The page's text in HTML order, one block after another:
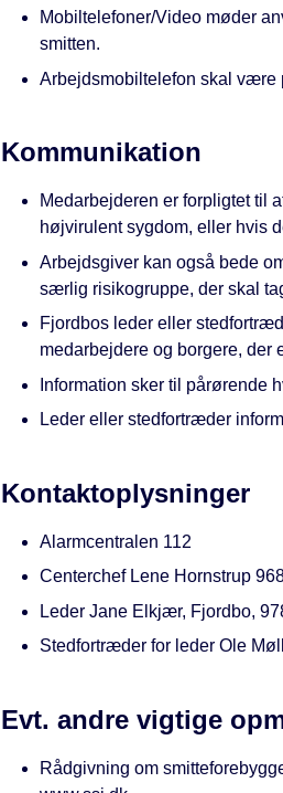
Mobiltelefoner/Video møder
smitten.
Arbejdsmobiltelefon skal være
Kommunikation
Medarbejderen er forpligtet til
højvirulent sygdom, eller hvis
Arbejdsgiver kan også bede
særlig risikogruppe, der skal
Fjordbos leder eller
medarbejdere og borgere, der
Information sker til pårørende
Leder eller stedfortræder
Kontaktoplysninger
Alarmcentralen 112
Centerchef Lene Hornstrup
Leder Jane Elkjær, Fjordbo,
Stedfortræder for leder Ole
Evt. andre vigtige
Rådgivning om